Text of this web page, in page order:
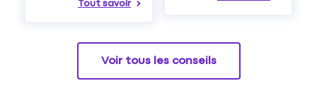
Tout savoir
Voir tous les conseils